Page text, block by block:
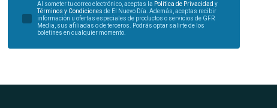
Al someter tu correo electrónico, aceptas la Política de Privacidad y
Términos y Condiciones de El Nuevo Día. Además, aceptas recibir
información u ofertas especiales de productos o servicios de GFR
Media, sus afiliadas o de terceros. Podrás optar salirte de los
boletines en cualquier momento.